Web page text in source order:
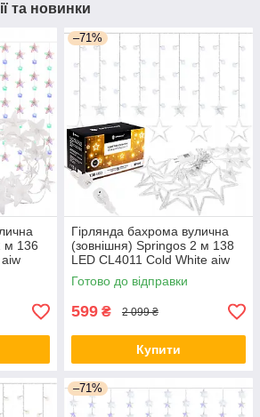
та новинки
м 136
–71%
Гірлянда бахрома вулична
(зовнішня) Springos 2 м 138
LED CL4011 Cold White aiw
якість
Готово до відправки
599 ₴ 2 099 ₴
Купити
–71%